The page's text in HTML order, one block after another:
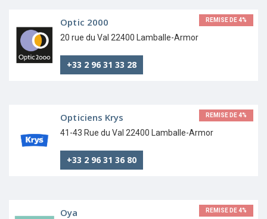
REMISE DE 4%
Optic 2000
20 rue du Val 22400 Lamballe-Armor
+33 2 96 31 33 28
REMISE DE 4%
Opticiens Krys
41-43 Rue du Val 22400 Lamballe-Armor
+33 2 96 31 36 80
REMISE DE 4%
Oya